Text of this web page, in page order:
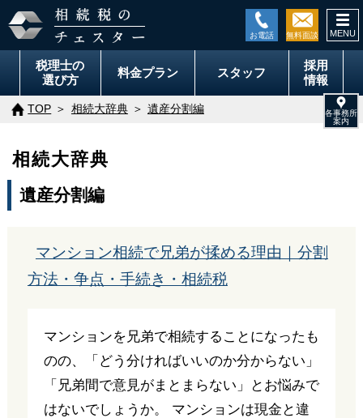
税理士の
選び方
料金プラン スタッフ
採用
情報
TOP 相続大辞典 遺産分割編
相続大辞典
遺産分割編
マンション相続で兄弟が揉める理由｜分割
方法・争点・手続き・相続税
マンションを兄弟で相続することになったも
のの、「どう分ければいいのか分からない」
「兄弟間で意見がまとまらない」とお悩みで
はないでしょうか。 マンションは現金と違